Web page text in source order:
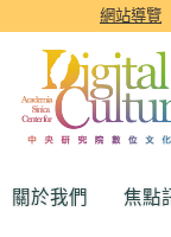
跳到主要內容區塊網站導覽
關於我們 焦點